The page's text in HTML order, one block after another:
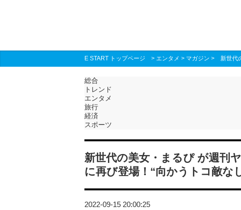
E START トップページ > エンタメ > マガジン > 新世代
総合
トレンド
エンタメ
旅行
経済
スポーツ
新世代の美女・まるぴ が週刊
に再び登場！“向かうトコ敵な
2022-09-15 20:00:25